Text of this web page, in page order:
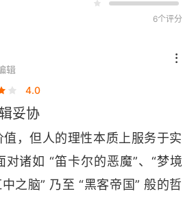
题
回应
6个评分
辑
4.0
妥协
，但人的理性本质上服务于实
对诸如 “笛卡尔的恶魔”、“梦境
之脑” 乃至 “黑客帝国” 般的哲